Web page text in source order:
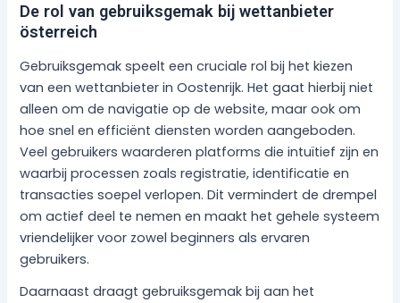
De rol van gebruiksgemak bij wettanbieter
österreich
Gebruiksgemak speelt een cruciale rol bij het kiezen
van een wettanbieter in Oostenrijk. Het gaat hierbij niet
alleen om de navigatie op de website, maar ook om
hoe snel en efficiënt diensten worden aangeboden.
Veel gebruikers waarderen platforms die intuïtief zijn en
waarbij processen zoals registratie, identificatie en
transacties soepel verlopen. Dit vermindert de drempel
om actief deel te nemen en maakt het gehele systeem
vriendelijker voor zowel beginners als ervaren
gebruikers.
Daarnaast draagt gebruiksgemak bij aan het